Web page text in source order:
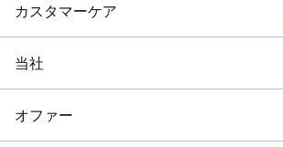
カスタマーケア
当社
オファー